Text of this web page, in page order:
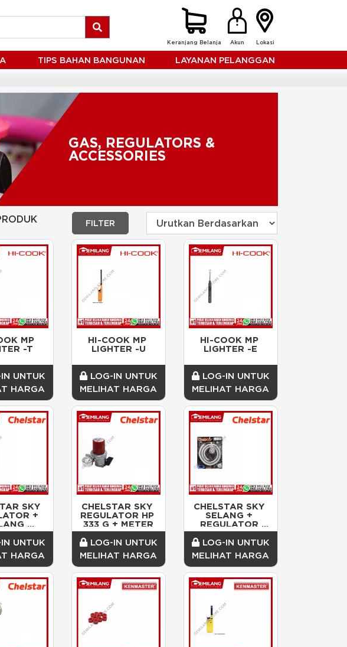
Keranjang Belanja Akun Lokasi
TIPS BAHAN BANGUNAN LAYANAN PELANGGAN
GAS, REGULATORS &
ACCESSORIES
FILTER
MP
-T
UNTUK
HARGA
HI-COOK MP
LIGHTER -U
LOG-IN UNTUK
MELIHAT HARGA
HI-COOK MP
LIGHTER -E
LOG-IN UNTUK
MELIHAT HARGA
SKY
+
HP
UNTUK
HARGA
CHELSTAR SKY
REGULATOR HP
333 G + METER
LOG-IN UNTUK
MELIHAT HARGA
CHELSTAR SKY
SELANG +
REGULATOR
FLEXIBLE CR 58
LOG-IN UNTUK
MELIHAT HARGA